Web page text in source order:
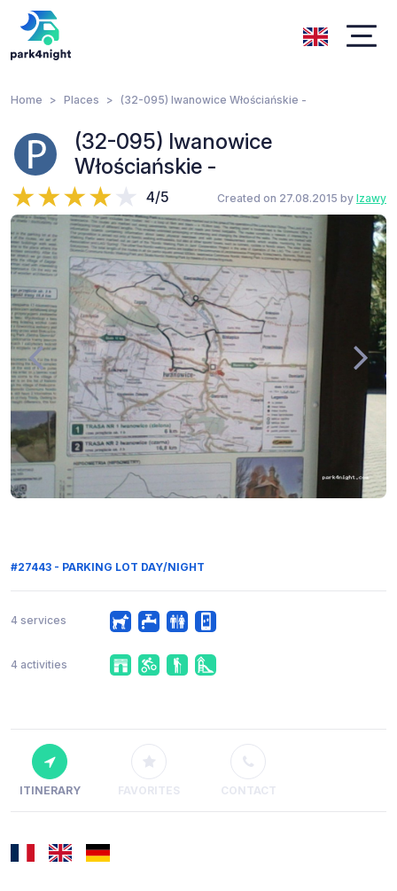
Home Places (32-095) Iwanowice Włościańskie -
(32-095) Iwanowice
Włościańskie -
4/5 Created on 27.08.2015 by lzawy
#27443 - PARKING LOT DAY/NIGHT
4 services
4 activities
ITINERARY FAVORITES CONTACT